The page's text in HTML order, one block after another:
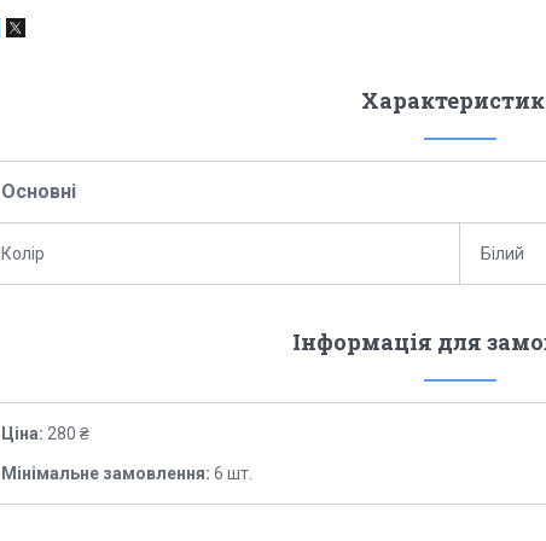
Основні
Колір Білий
Інформація для
Ціна: 280 ₴
Мінімальне замовлення: 6 шт.